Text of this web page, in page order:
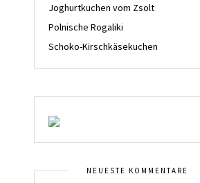
Joghurtkuchen vom Zsolt
Polnische Rogaliki
Schoko-Kirschkäsekuchen
NEUESTE KOMMENTARE